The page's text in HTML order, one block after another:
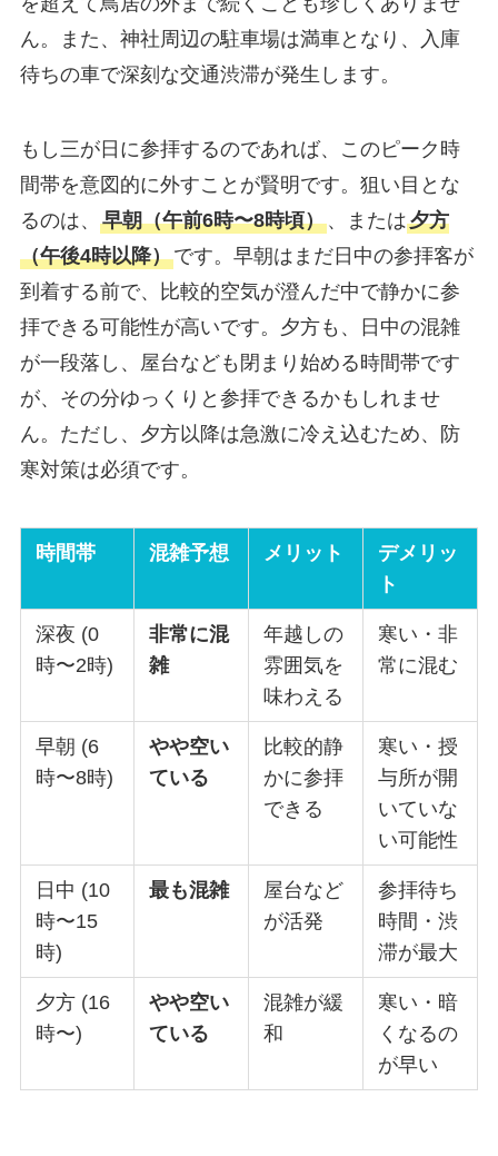
ん。また、神社周辺の駐車場は満車となり、入庫
待ちの車で深刻な交通渋滞が発生します。
もし三が日に参拝するのであれば、このピーク時
間帯を意図的に外すことが賢明です。狙い目とな
るのは、 早朝（午前6時〜8時頃）、または夕方
（午後4時以降）です。早朝はまだ日中の参拝客が
到着する前で、比較的空気が澄んだ中で静かに参
拝できる可能性が高いです。夕方も、日中の混雑
が一段落し、屋台なども閉まり始める時間帯です
が、その分ゆっくりと参拝できるかもしれませ
ん。ただし、夕方以降は急激に冷え込むため、防
寒対策は必須です。
時間帯 混雑予想 メリット
デメリッ
ト
深夜 (0
時〜2時)
非常に混
雑
年越しの
雰囲気を
味わえる
寒い・非
常に混む
早朝 (6
時〜8時)
やや空い
ている
比較的静
かに参拝
できる
寒い・授
与所が開
いていな
い可能性
日中 (10
時〜15
時)
最も混雑
屋台など
が活発
参拝待ち
時間・渋
滞が最大
夕方 (16
時〜)
やや空い
ている
混雑が緩
和
寒い・暗
くなるの
が早い